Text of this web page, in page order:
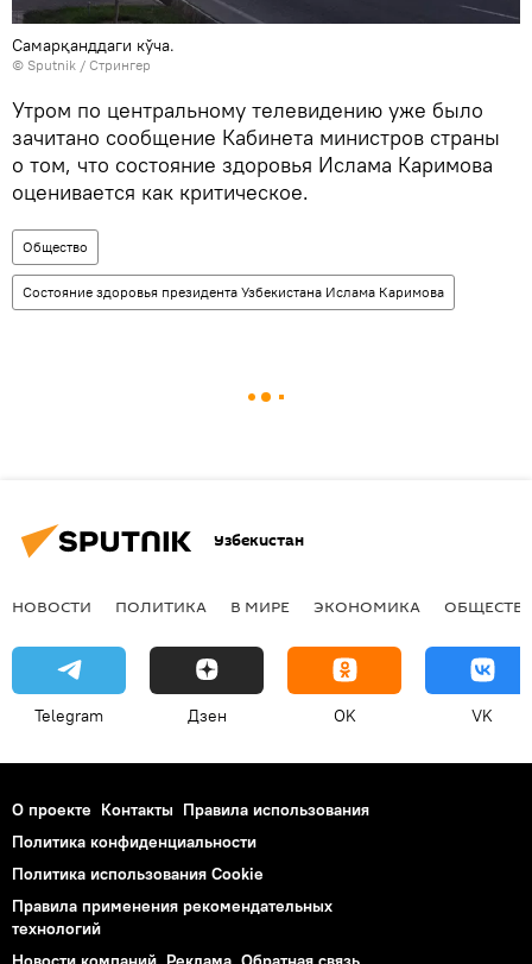
Самарқанддаги кўча.
© Sputnik / Стрингер
Утром по центральному телевидению уже было
зачитано сообщение Кабинета министров страны
о том, что состояние здоровья Ислама Каримова
оценивается как критическое.
Общество
Состояние здоровья президента Узбекистана Ислама Каримова
Узбекистан
НОВОСТИ ПОЛИТИКА В МИРЕ ЭКОНОМИКА
Telegram Дзен OK VK
О проекте Контакты Правила использования
Политика конфиденциальности
Политика использования Cookie
Правила применения рекомендательных
технологий